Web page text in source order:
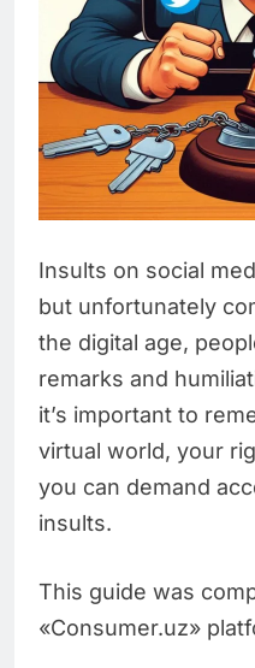
Insults on social
but unfortunately
the digital age,
remarks and
it’s important to
virtual world, your
you can demand
insults.
This guide was
«Consumer.uz»